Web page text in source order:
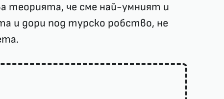
теорията, че сме най-умният и
и дори под турско робство, не